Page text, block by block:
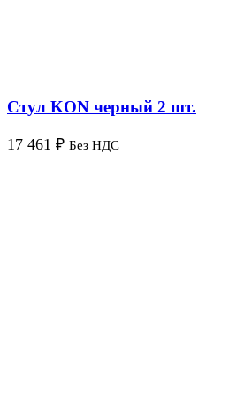
Стул KON черный 2 шт.
17 461 ₽ Без НДС